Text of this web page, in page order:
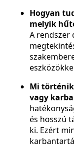
Hogyan
melyik
A rendszer
Mi
vagy
és hosszú
ki. Ezért